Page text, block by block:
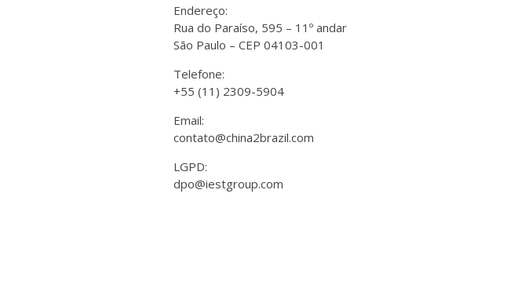
Endereço:
Rua do Paraíso, 595 – 11º andar
São Paulo – CEP 04103-001
Telefone:
+55 (11) 2309-5904
Email:
contato@china2brazil.com
LGPD:
dpo@iestgroup.com